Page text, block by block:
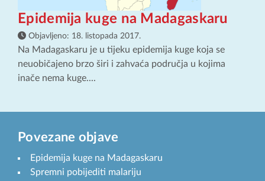
Epidemija kuge na Madagaskaru
Objavljeno: 18. listopada 2017.
Na Madagaskaru je u tijeku epidemija kuge koja se
neuobičajeno brzo širi i zahvaća područja u kojima
inače nema kuge....
Povezane objave
Epidemija kuge na Madagaskaru
Spremni pobijediti malariju